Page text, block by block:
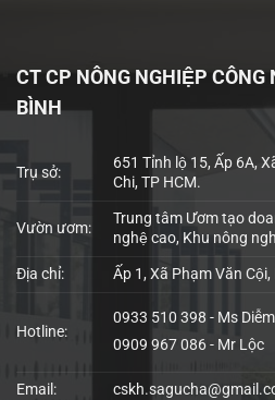
CT CP NÔNG NGHIỆP CÔNG
BÌNH
Trụ sở:
651 Tỉnh lộ 15, Ấp 6A,
Chi, TP HCM.
Vườn ươm:
Trung tâm Ươm tạo
nghệ cao, Khu nông
Địa chỉ: Ấp 1, Xã Phạm Văn
Hotline:
0933 510 398 - Ms Diễm
0909 967 086 - Mr Lộc
Email: